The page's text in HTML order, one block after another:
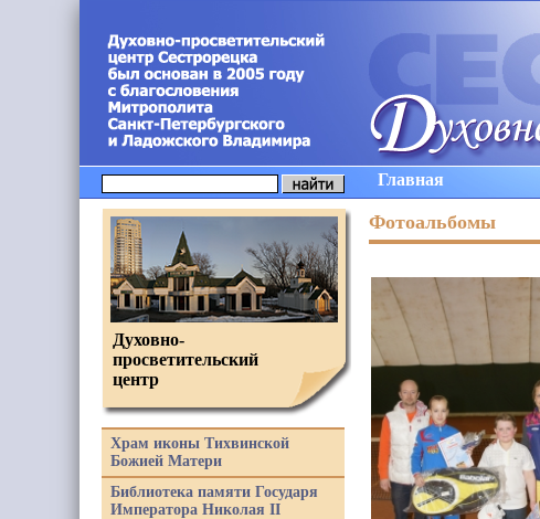
Главная
Фотоальбомы
Духовно-
просветительский
центр
Храм иконы Тихвинской
Божией Матери
Библиотека памяти Государя
Императора Николая II